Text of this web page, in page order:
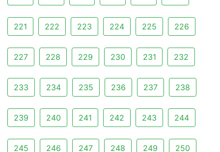
221 222 223 224 225 226
227 228 229 230 231 232
233 234 235 236 237 238
239 240 241 242 243 244
245 246 247 248 249 250